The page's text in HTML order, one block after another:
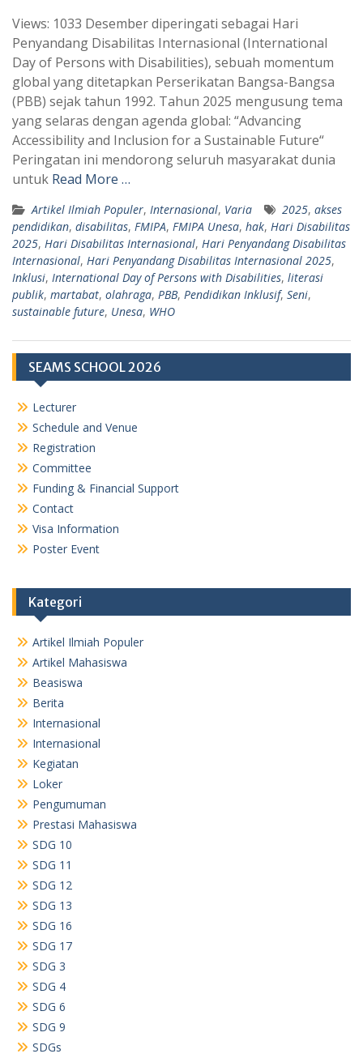
a
t
A
p
p
l
e
r
a
m
Views: 1033 Desember diperingati sebagai Hari
Penyandang Disabilitas Internasional (International
Day of Persons with Disabilities), sebuah momentum
global yang ditetapkan Perserikatan Bangsa-Bangsa
(PBB) sejak tahun 1992. Tahun 2025 mengusung tema
yang selaras dengan agenda global: “Advancing
Accessibility and Inclusion for a Sustainable Future“
Peringatan ini mendorong seluruh masyarakat dunia
untuk Read More …
Artikel Ilmiah Populer, Internasional, Varia 2025, akses
pendidikan, disabilitas, FMIPA, FMIPA Unesa, hak, Hari Disabilitas
2025, Hari Disabilitas Internasional, Hari Penyandang Disabilitas
Internasional, Hari Penyandang Disabilitas Internasional 2025,
Inklusi, International Day of Persons with Disabilities, literasi
publik, martabat, olahraga, PBB, Pendidikan Inklusif, Seni,
sustainable future, Unesa, WHO
SEAMS SCHOOL 2026
Lecturer
Schedule and Venue
Registration
Committee
Funding & Financial Support
Contact
Visa Information
Poster Event
Kategori
Artikel Ilmiah Populer
Artikel Mahasiswa
Beasiswa
Berita
Internasional
Internasional
Kegiatan
Loker
Pengumuman
Prestasi Mahasiswa
SDG 10
SDG 11
SDG 12
SDG 13
SDG 16
SDG 17
SDG 3
SDG 4
SDG 6
SDG 9
SDGs